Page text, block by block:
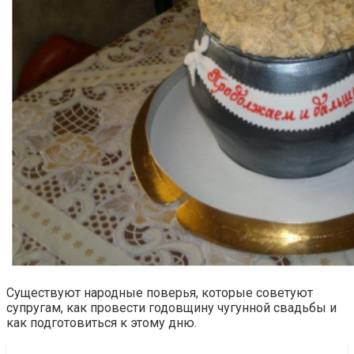
Существуют народные поверья, которые советуют
супругам, как провести годовщину чугунной свадьбы и
как подготовиться к этому дню.